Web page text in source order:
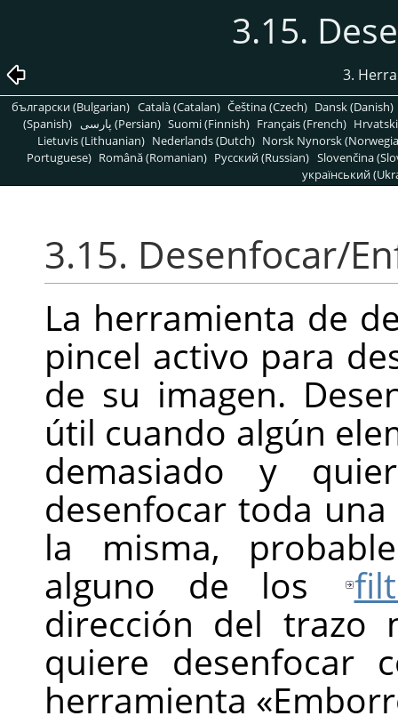
3.15.
3.
български (Bulgarian) Català (Catalan) Čeština (Czech) Dansk (Danish)
(Spanish)
پارسی (Persian) Suomi (Finnish) Français (French)
Lietuvis (Lithuanian) Nederlands (Dutch) Norsk Nynorsk
Portuguese) Română (Romanian) Pусский (Russian) Slovenčina
український
3.15. Desenfocar/
La herramienta de
pincel activo para
de su imagen.
útil cuando algún
demasiado y
desenfocar toda
la misma,
alguno de los
dirección del trazo
quiere desenfocar
herramienta